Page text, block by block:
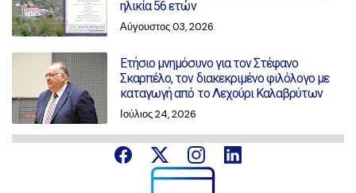
ηλικία 56 ετών
Αύγουστος 03, 2026
Ετήσιο μνημόσυνο για τον Στέφανο
Σκαρπέλο, τον διακεκριμένο φιλόλογο με
καταγωγή από το Λεχούρι Καλαβρύτων
Ιούλιος 24, 2026